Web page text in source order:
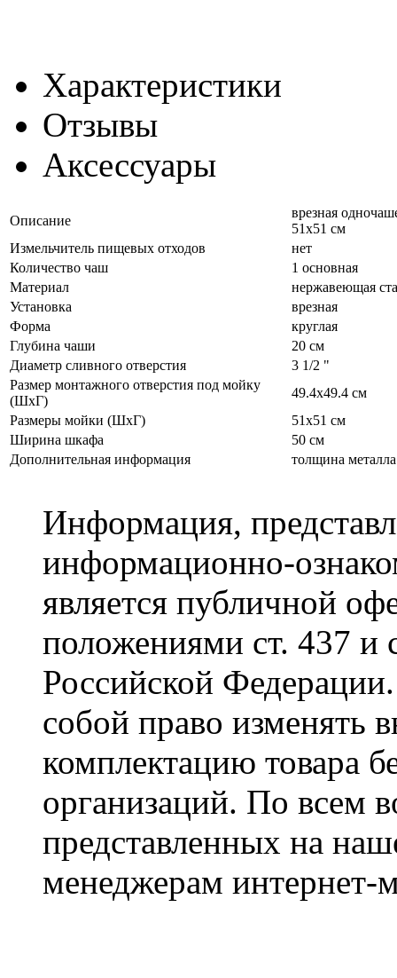
Характеристики
Отзывы
Аксессуары
Описание
врезная
51х51 см
Измельчитель пищевых отходов
нет
Количество чаш
1 основная
Материал
нержавеющая
Установка
врезная
Форма
круглая
Глубина чаши
20 см
Диаметр сливного отверстия
3 1/2 "
Размер монтажного отверстия под мойку
(ШхГ)
49.4x49.4 см
Размеры мойки (ШхГ)
51х51 см
Ширина шкафа
50 см
Дополнительная информация
толщина
Информация,
информационно-
является публичной
положениями ст. 437 и
Российской
собой право изменять
комплектацию товара
организаций. По всем
представленных на
менеджерам интернет-